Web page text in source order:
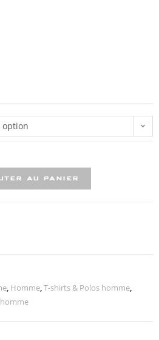
option
AU PANIER
, Homme,T-shirts & Polos homme,